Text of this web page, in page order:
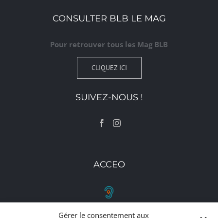
Gérer le consentement aux
CONSULTER BLB LE MAG
Pour retrouver tous les Mag BLB
CLIQUEZ ICI
SUIVEZ-NOUS !
ACCEO